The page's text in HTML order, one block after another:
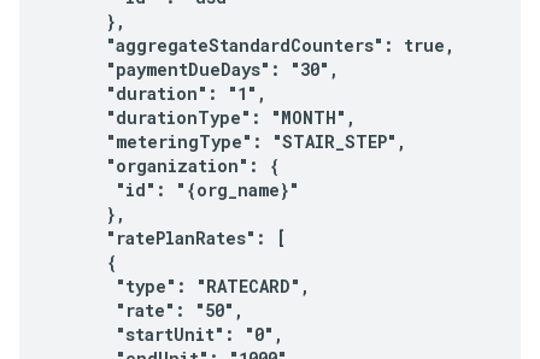
      },
      "aggregateStandardCounters": true,
      "paymentDueDays": "30",
      "duration": "1",
      "durationType": "MONTH",
      "meteringType": "STAIR_STEP",
      "organization": {
       "id": "{org_name}"
      },
      "ratePlanRates": [
      {
       "type": "RATECARD",
       "rate": "50",
       "startUnit": "0",